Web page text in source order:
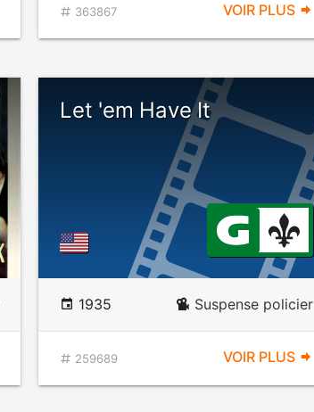
363867 VOIR PLUS
Let 'em Have It
1935 Suspense policier
259689 VOIR PLUS